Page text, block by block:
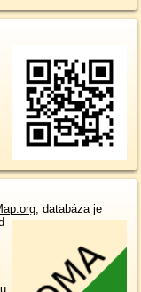
, databáza je